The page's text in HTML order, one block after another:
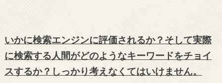
いかに検索エンジンに評価されるか？そして実際
に検索する人間がどのようなキーワードをチョイ
スするか？ しっかり考えなくてはいけません。